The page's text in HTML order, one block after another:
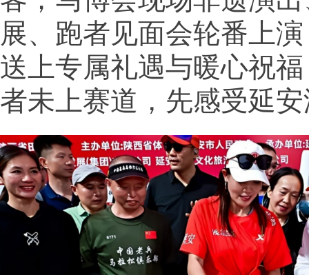
展、跑者见面会轮番上
送上专属礼遇与暖心祝
者未上赛道，先感受延